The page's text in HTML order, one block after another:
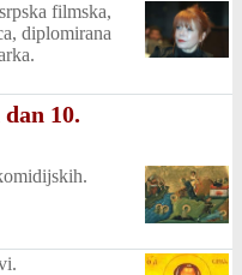
filmska,
diplomirana
10.